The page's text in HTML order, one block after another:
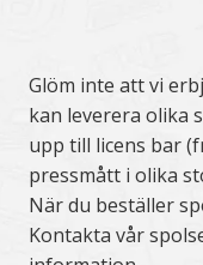
Glöm inte att vi
kan leverera olika
upp till licens bar
pressmått i olika
När du beställer
Kontakta vår